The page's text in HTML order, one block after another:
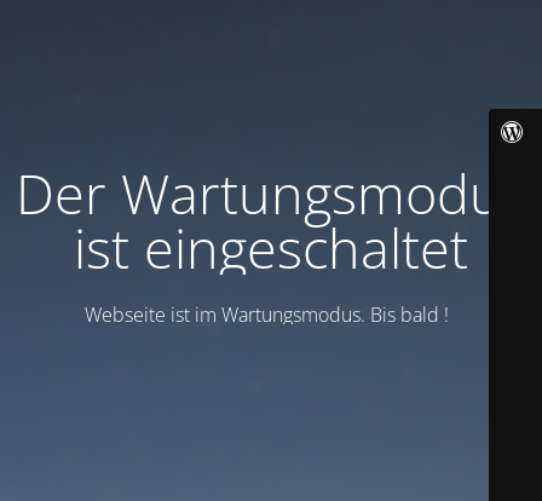
Der Wartungsmodus
ist eingeschaltet
Webseite ist im Wartungsmodus. Bis bald !